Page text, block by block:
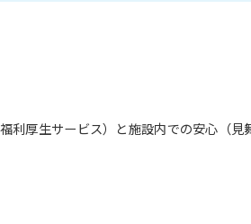
利厚生サービス）と施設内での安心（